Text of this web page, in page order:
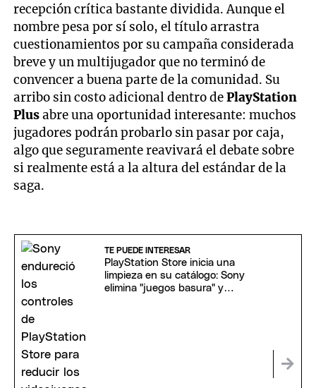
recepción crítica bastante dividida. Aunque el
nombre pesa por sí solo, el título arrastra
cuestionamientos por su campaña considerada
breve y un multijugador que no terminó de
convencer a buena parte de la comunidad. Su
arribo sin costo adicional dentro dePlayStation
Plusabre una oportunidad interesante: muchos
jugadores podrán probarlo sin pasar por caja,
algo que seguramente reavivará el debate sobre
si realmente está a la altura del estándar de la
saga.
TE PUEDE INTERESAR
PlayStation Store inicia una
limpieza en su catálogo: Sony
elimina "juegos basura" y